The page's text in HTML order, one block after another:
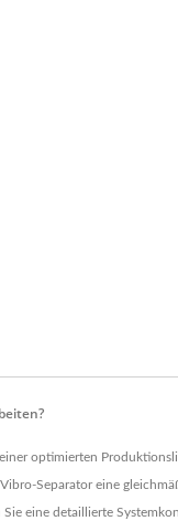
optimierten
Separator eine
eine detaillierte